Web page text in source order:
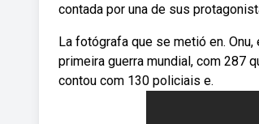
contada por una de sus
La fotógrafa que se metió en.
primeira guerra mundial, com 287
contou com 130 policiais e.